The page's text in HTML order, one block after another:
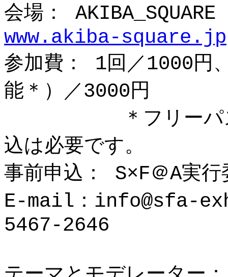
会場：
www.akiba-square.jp
参加費： 1回／1000円
能＊）／3000円
＊フリーパスで
込は必要です。
事前申込： S×F＠A実行
E-mail：info@sfa-
5467-2646